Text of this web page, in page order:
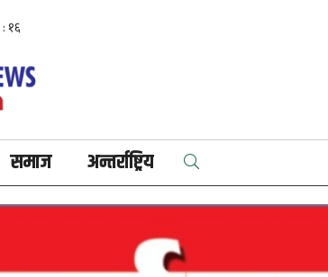
समाज अन्तर्राष्ट्रिय